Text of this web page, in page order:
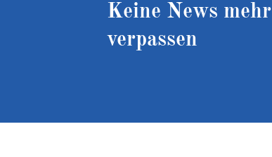
Keine News mehr
verpassen